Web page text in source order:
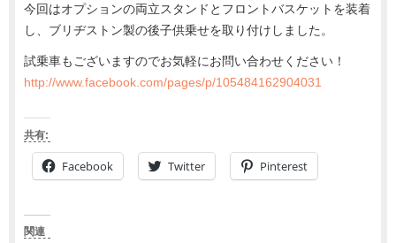
今回はオプションの両立スタンドとフロントバスケットを装着
し、ブリヂストン製の後子供乗せを取り付けしました。
試乗車もございますのでお気軽にお問い合わせください！
http://www.facebook.com/pages/p/105484162904031
共有:
Facebook Twitter Pinterest
関連